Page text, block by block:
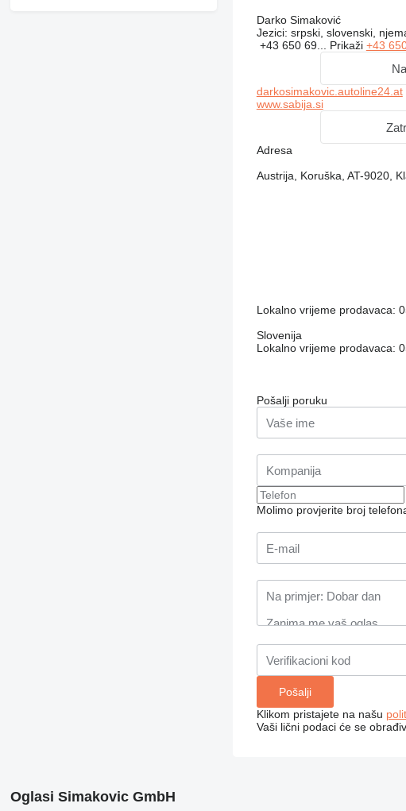
Darko Simaković
Jezici: srpski, slovenski,
+43 650 69... Prikaži +43
darkosimakovic.autoline24.at
www.sabija.si
Adresa
Austrija, Koruška, AT-9020,
Lokalno vrijeme prodavaca:
Slovenija
Lokalno vrijeme prodavaca:
Pošalji poruku
Molimo provjerite broj
Klikom pristajete na našu
Vaši lični podaci će se
Oglasi Simakovic GmbH